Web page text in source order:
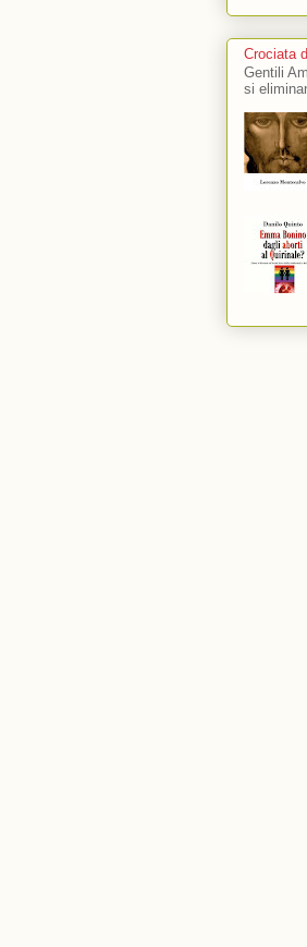
Crociata
Gentili
si